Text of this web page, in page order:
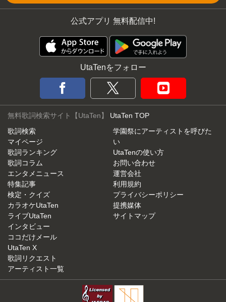
公式アプリ 無料配信中!
UtaTenをフォロー
無料歌詞検索サイト【UtaTen】 UtaTen TOP
歌詞検索
マイページ
歌詞ランキング
歌詞コラム
エンタメニュース
特集記事
検定・クイズ
カラオケUtaTen
ライブUtaTen
インタビュー
ココだけメール
UtaTen X
歌詞リクエスト
アーティスト一覧
学園祭にアーティストを呼びた
い
UtaTenの使い方
お問い合わせ
運営会社
利用規約
プライバシーポリシー
提携媒体
サイトマップ